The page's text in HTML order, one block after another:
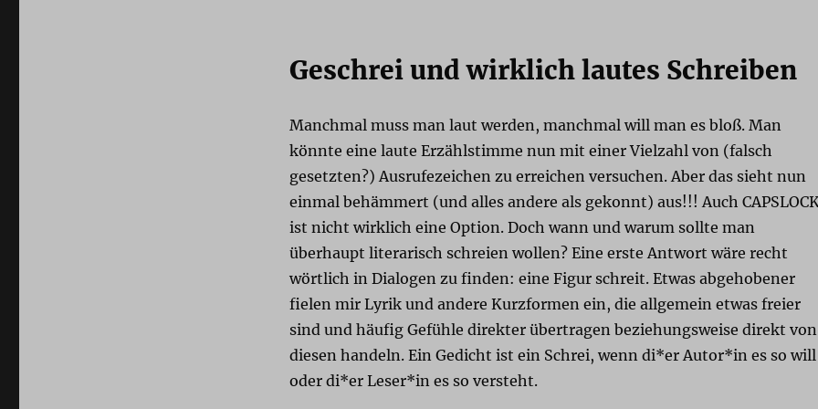
Geschrei und wirklich lautes Schreiben
Manchmal muss man laut werden, manchmal will man es bloß. Man
könnte eine laute Erzählstimme nun mit einer Vielzahl von (falsch
gesetzten?) Ausrufezeichen zu erreichen versuchen. Aber das sieht nun
einmal behämmert (und alles andere als gekonnt) aus!!! Auch
ist nicht wirklich eine Option. Doch wann und warum sollte man
überhaupt literarisch schreien wollen? Eine erste Antwort wäre recht
wörtlich in Dialogen zu finden: eine Figur schreit. Etwas abgehobener
fielen mir Lyrik und andere Kurzformen ein, die allgemein etwas freier
sind und häufig Gefühle direkter übertragen beziehungsweise direkt von
diesen handeln. Ein Gedicht ist ein Schrei, wenn di*er Autor*in es so will
oder di*er Leser*in es so versteht.